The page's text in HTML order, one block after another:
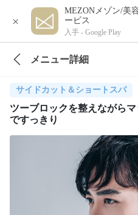
×
MEZONメゾン/美
ービス
入手 - Google Play
メニュー詳細
サイドカット＆ショートスパ
ツーブロックを整えながら
ですっきり